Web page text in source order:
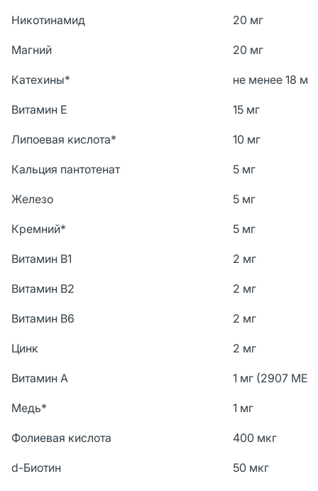
Никотинамид 20 мг
Магний 20 мг
Катехины* не менее 18 мг
Витамин Е 15 мг
Липоевая кислота* 10 мг
Кальция пантотенат 5 мг
Железо 5 мг
Кремний* 5 мг
Витамин В1 2 мг
Витамин В2 2 мг
Витамин В6 2 мг
Цинк 2 мг
Витамин А 1 мг (2907 МЕ)
Медь* 1 мг
Фолиевая кислота 400 мкг
d-Биотин 50 мкг